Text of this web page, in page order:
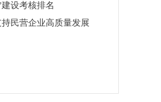
设考核排名
民营企业高质量发展